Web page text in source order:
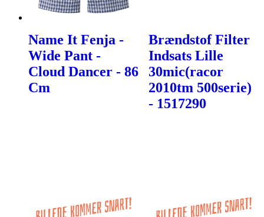
Name It Fenja -
Wide Pant -
Cloud Dancer - 86
Cm
Brændstof Filter
Indsats Lille
30mic(racor
2010tm 500serie)
- 1517290